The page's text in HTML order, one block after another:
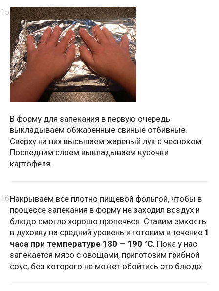
В форму для запекания в первую очередь
выкладываем обжаренные свиные отбивные.
Сверху на них высыпаем жареный лук с чесноком.
Последним слоем выкладываем кусочки
картофеля.
Накрываем все плотно пищевой фольгой, чтобы в
процессе запекания в форму не заходил воздух и
блюдо смогло хорошо пропечься. Ставим емкость
в духовку на средний уровень и готовим в течение 1
часа при температуре 180 — 190 °С. Пока у нас
запекается мясо с овощами, приготовим грибной
соус, без которого не может обойтись это блюдо.